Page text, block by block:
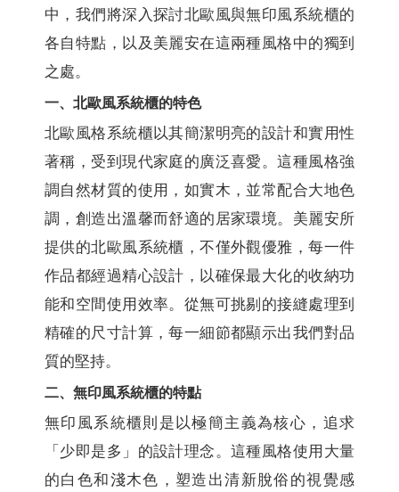
中，我們將深入探討北歐風與無印風系統櫃的
各自特點，以及美麗安在這兩種風格中的獨到
之處。
一、北歐風系統櫃的特色
北歐風格系統櫃以其簡潔明亮的設計和實用性
著稱，受到現代家庭的廣泛喜愛。這種風格強
調自然材質的使用，如實木，並常配合大地色
調，創造出溫馨而舒適的居家環境。美麗安所
提供的北歐風系統櫃，不僅外觀優雅，每一件
作品都經過精心設計，以確保最大化的收納功
能和空間使用效率。從無可挑剔的接縫處理到
精確的尺寸計算，每一細節都顯示出我們對品
質的堅持。
二、無印風系統櫃的特點
無印風系統櫃則是以極簡主義為核心，追求
「少即是多」的設計理念。這種風格使用大量
的白色和淺木色，塑造出清新脫俗的視覺感